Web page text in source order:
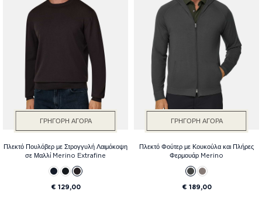
ΓΡΉΓΟΡΗ ΑΓΟΡΆ
Πλεκτό Πουλόβερ με Στρογγυλή Λαιμόκοψη
σε Μαλλί Merino Extrafine
€ 129,00
ΓΡΉΓΟΡΗ ΑΓΟΡΆ
Πλεκτό Φούτερ με Κουκούλα και Πλήρες
Φερμουάρ Merino
€ 189,00